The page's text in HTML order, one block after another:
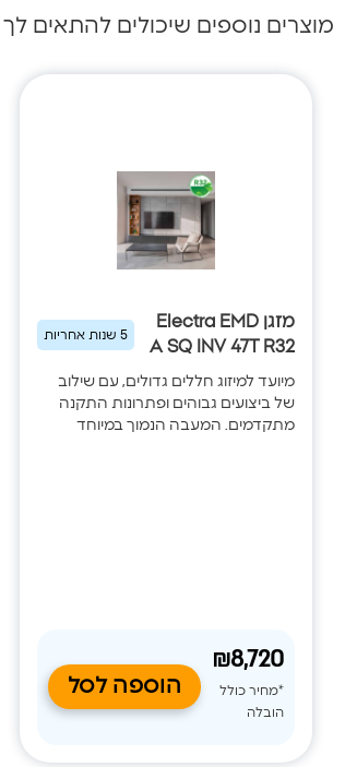
מוצרים נוספים שיכולים להתאים לך
מזגן Electra EMD
A SQ INV 47T R32
5 שנות אחריות
מיועד למיזוג חללים גדולים, עם שילוב
של ביצועים גבוהים ופתרונות התקנה
מתקדמים. המעבה הנמוך במיוחד
₪8,720
*מחיר כולל
הובלה
הוספה לסל